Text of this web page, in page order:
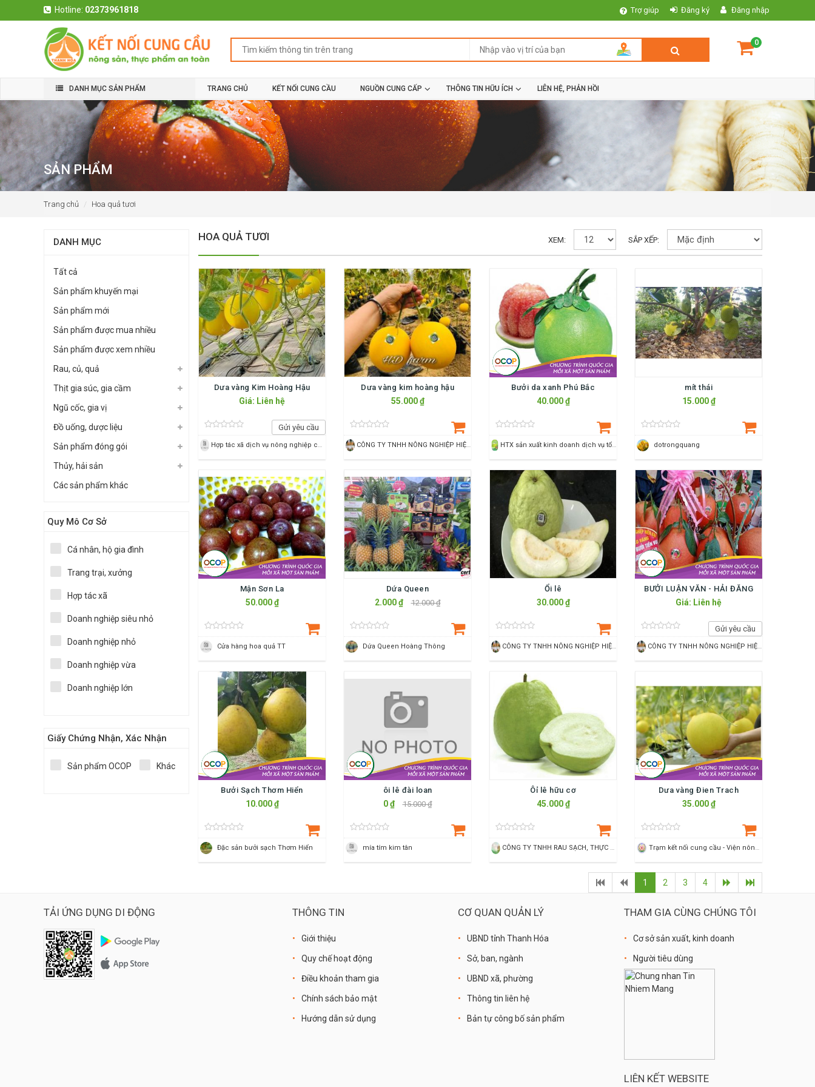
Hotline: 02373961818 Trợ giúp Đăng ký Đăng nhập
0
DANH MỤC SẢN PHẨM TRANG CHỦ KẾT NỐI CUNG CẦU NGUỒN CUNG CẤP THÔNG TIN HỮU ÍCH LIÊN HỆ, PHẢN HỒI
SẢN PHẨM
Trang chủ Hoa quả tươi
DANH MỤC
Tất cả
Sản phẩm khuyến mại
Sản phẩm mới
Sản phẩm được mua nhiều
Sản phẩm được xem nhiều
Rau, củ, quả
Thịt gia súc, gia cầm
Ngũ cốc, gia vị
Đồ uống, dược liệu
Sản phẩm đóng gói
Thủy, hải sản
Các sản phẩm khác
Quy Mô Cơ Sở
Cá nhân, hộ gia đình
Trang trại, xưởng
Hợp tác xã
Doanh nghiệp siêu nhỏ
Doanh nghiệp nhỏ
Doanh nghiệp vừa
Doanh nghiệp lớn
Giấy Chứng Nhận, Xác Nhận
Sản phẩm OCOP Khác
HOA QUẢ TƯƠI SẮP XẾP:
XEM:
Dưa vàng Kim Hoàng Hậu
Giá: Liên hệ
Gửi yêu cầu
Dưa vàng kim hoàng hậu
55.000 ₫
CÔNG TY TNHH NÔNG NGHIỆP HIỆN ĐẠI LAM SƠN SAO VÀNG
Bưởi da xanh Phú Bắc
40.000 ₫
mít thái
15.000 ₫
dotrongquang
Mận Sơn La
50.000 ₫
Cửa hàng hoa quả TT
Dứa Queen
2.000 ₫ 12.000 ₫
Dứa Queen Hoàng Thông
Ổi lê
30.000 ₫
CÔNG TY TNHH NÔNG NGHIỆP HIỆN ĐẠI LAM SƠN SAO VÀNG
BƯỞI LUẬN VĂN - HẢI ĐĂNG
Giá: Liên hệ
Gửi yêu cầu
CÔNG TY TNHH NÔNG NGHIỆP HIỆN ĐẠI LAM SƠN SAO VÀNG
Bưởi Sạch Thơm Hiển
10.000 ₫
Đặc sản bưởi sạch Thơm Hiển
ôi lê đài loan
0 ₫ 15.000 ₫
mía tím kim tân
Ôỉ lê hữu cơ
45.000 ₫
Dưa vàng Đien Trach
35.000 ₫
1 2 3 4
TẢI ỨNG DỤNG DI ĐỘNG THÔNG TIN
Giới thiệu
Quy chế hoạt động
Điều khoản tham gia
Chính sách bảo mật
Hướng dẫn sử dụng
CƠ QUAN QUẢN LÝ
UBND tỉnh Thanh Hóa
Sở, ban, ngành
UBND xã, phường
Thông tin liên hệ
Bản tự công bố sản phẩm
THAM GIA CÙNG CHÚNG TÔI
Cơ sở sản xuất, kinh doanh
Người tiêu dùng
LIÊN KẾT WEBSITE